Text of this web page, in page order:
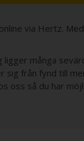
via Hertz.
många
från fynd till
oss så du har